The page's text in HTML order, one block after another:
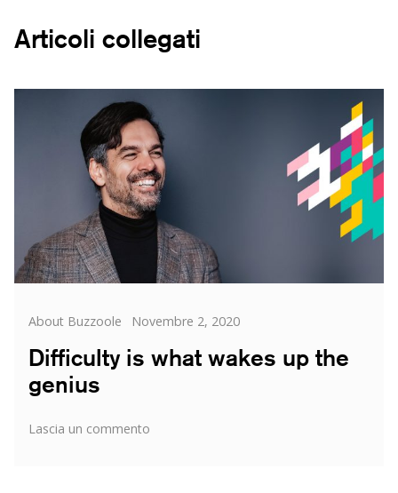
Articoli collegati
Categorie
About Buzzoole
Posted
Novembre 2, 2020
Difficulty is what wakes up the
genius
Lascia un commento